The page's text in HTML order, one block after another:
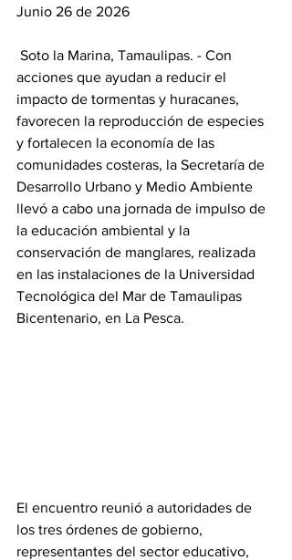
Junio 26 de 2026
acciones que ayudan a reducir el
impacto de tormentas y huracanes,
favorecen la reproducción de especies
y fortalecen la economía de las
comunidades costeras, la Secretaría de
Desarrollo Urbano y Medio Ambiente
llevó a cabo una jornada de impulso de
la educación ambiental y la
conservación de manglares, realizada
en las instalaciones de la Universidad
Tecnológica del Mar de Tamaulipas
Bicentenario, en La Pesca.
El encuentro reunió a autoridades de
los tres órdenes de gobierno,
representantes del sector educativo,